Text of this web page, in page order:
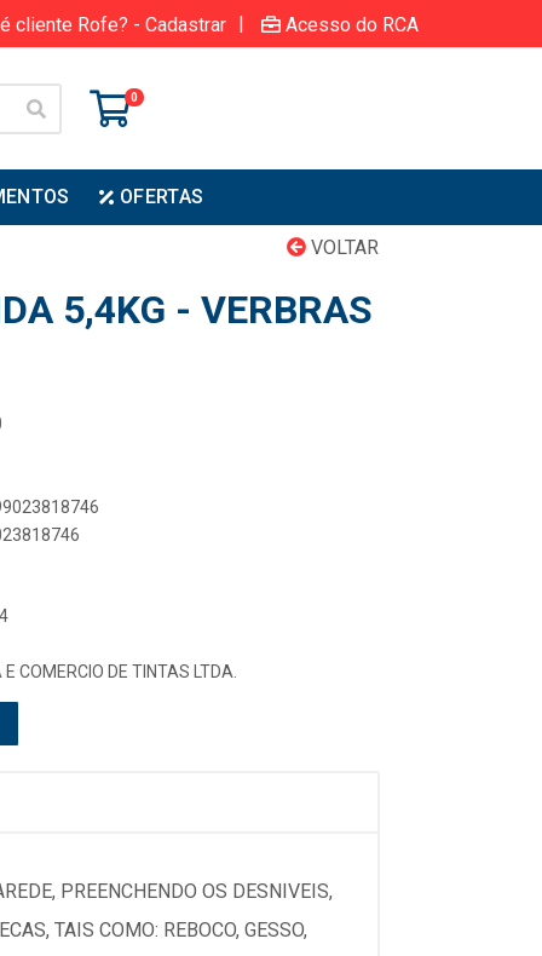
cliente Rofe? - Cadastrar | Acesso do RCA
0
OFERTAS
VOLTAR
5,4KG - VERBRAS
COMERCIO DE TINTAS LTDA.
PREENCHENDO OS DESNIVEIS,
TAIS COMO: REBOCO, GESSO,